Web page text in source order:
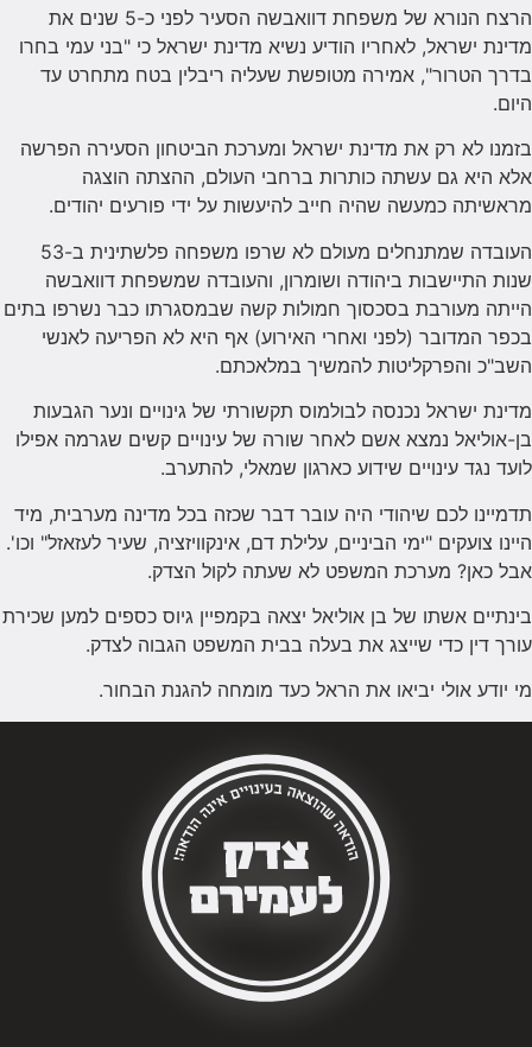
הרצח הנורא של משפחת דוואבשה הסעיר לפני כ-5 שנים את
מדינת ישראל, לאחריו הודיע נשיא מדינת ישראל כי "בני עמי בחרו
בדרך הטרור", אמירה מטופשת שעליה ריבלין בטח מתחרט עד
היום.
בזמנו לא רק את מדינת ישראל ומערכת הביטחון הסעירה הפרשה
אלא היא גם עשתה כותרות ברחבי העולם, ההצתה הוצגה
מראשיתה כמעשה שהיה חייב להיעשות על ידי פורעים יהודים.
העובדה שמתנחלים מעולם לא שרפו משפחה פלשתינית ב-53
שנות התיישבות ביהודה ושומרון, והעובדה שמשפחת דוואבשה
הייתה מעורבת בסכסוך חמולות קשה שבמסגרתו כבר נשרפו בתים
בכפר המדובר (לפני ואחרי האירוע) אף היא לא הפריעה לאנשי
השב"כ והפרקליטות להמשיך במלאכתם.
מדינת ישראל נכנסה לבולמוס תקשורתי של גינויים ונער הגבעות
בן-אוליאל נמצא אשם לאחר שורה של עינויים קשים שגרמה אפילו
לועד נגד עינויים שידוע כארגון שמאלי, להתערב.
תדמיינו לכם שיהודי היה עובר דבר שכזה בכל מדינה מערבית, מיד
היינו צועקים "ימי הביניים, עלילת דם, אינקוויזציה, שעיר לעזאזל" וכו'.
אבל כאן? מערכת המשפט לא שעתה לקול הצדק.
בינתיים אשתו של בן אוליאל יצאה בקמפיין גיוס כספים למען שכירת
עורך דין כדי שייצג את בעלה בבית המשפט הגבוה לצדק.
מי יודע אולי יביאו את הראל כעד מומחה להגנת הבחור.